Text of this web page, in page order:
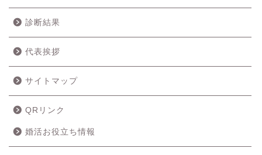
診断結果
代表挨拶
サイトマップ
QRリンク
婚活お役立ち情報